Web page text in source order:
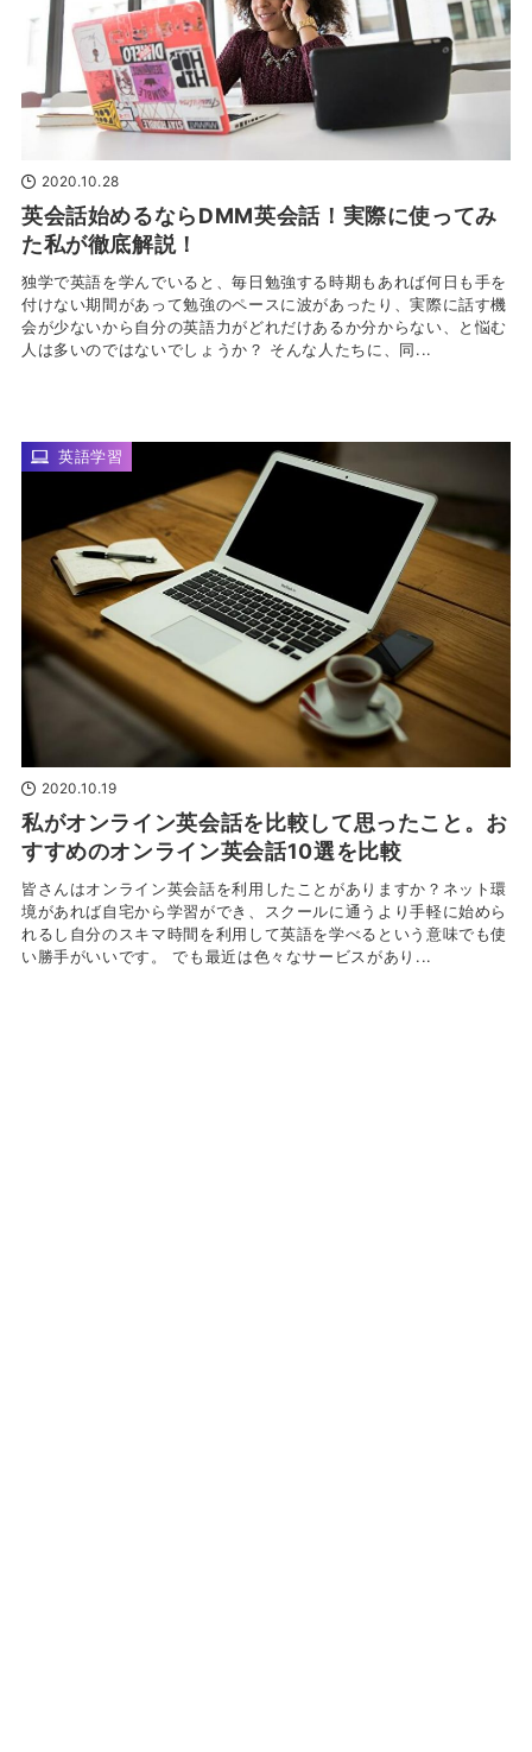
2020.10.28
英会話始めるならDMM英会話！実際に使ってみ
た私が徹底解説！
独学で英語を学んでいると、毎日勉強する時期もあれば何日も手を
付けない期間があって勉強のペースに波があったり、実際に話す機
会が少ないから自分の英語力がどれだけあるか分からない、と悩む
人は多いのではないでしょうか？ そんな人たちに、同...
2020.10.19
私がオンライン英会話を比較して思ったこと。お
すすめのオンライン英会話10選を比較
皆さんはオンライン英会話を利用したことがありますか？ネット環
境があれば自宅から学習ができ、スクールに通うより手軽に始めら
れるし自分のスキマ時間を利用して英語を学べるという意味でも使
い勝手がいいです。 でも最近は色々なサービスがあり...
英語学習